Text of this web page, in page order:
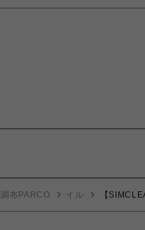
調布PARCO イル 【